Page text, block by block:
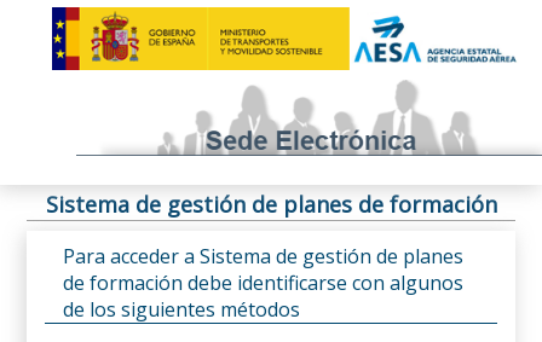
Sistema de gestión de planes de formación
Para acceder a Sistema de gestión de planes
de formación debe identificarse con algunos
de los siguientes métodos